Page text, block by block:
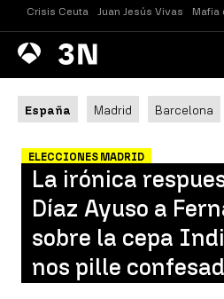
Crisis Ceuta Juan Jesús Vivas Mafia
Antena
3 Noticias
España Madrid Barcelona
ELECCIONES MADRID
La irónica
Díaz Ayuso a
sobre la cepa
nos pille